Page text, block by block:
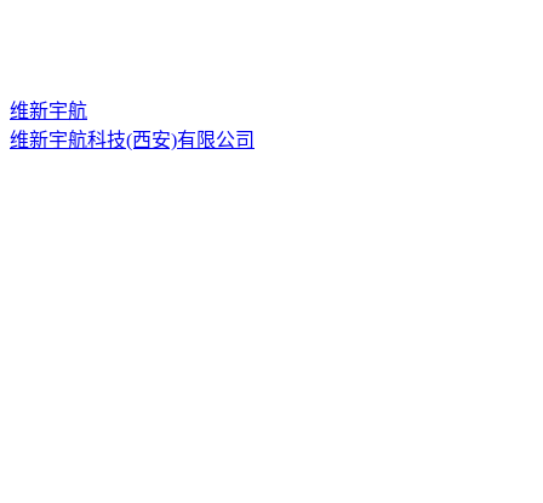
维新宇航
维新宇航科技(西安)有限公司